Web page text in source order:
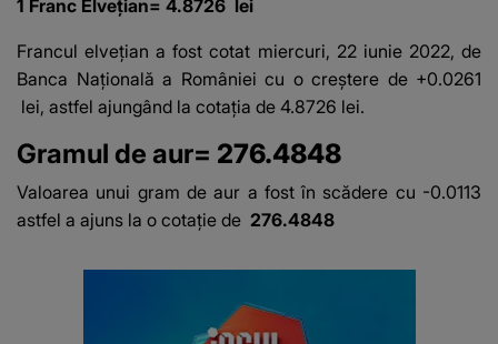
1 Franc Elvețian= 4.8726 lei
Francul elveţian a fost cotat miercuri, 22 iunie 2022, de
Banca Națională a României cu o creștere de +0.0261
lei, astfel ajungând la cotația de 4.8726 lei.
Gramul de aur= 276.4848
Valoarea unui gram de aur a fost în scădere cu -0.0113
astfel a ajuns la o cotație de 276.4848